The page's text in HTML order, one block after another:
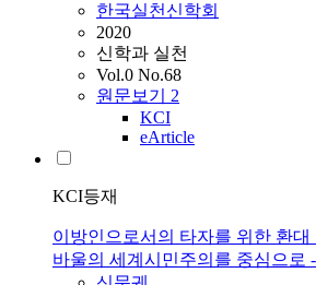
한국실천신학회
2020
신학과 실천
Vol.0 No.68
원문보기 2
KCI
eArticle
KCI등재
이방인으로서의 타자를 위한 환
바울의 세계시민주의를 중심으로 -